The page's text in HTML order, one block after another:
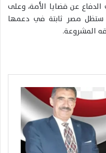
عن قضايا الأمة، وعلى
ستظل مصر ثابتة في دعمها
المشروعة.